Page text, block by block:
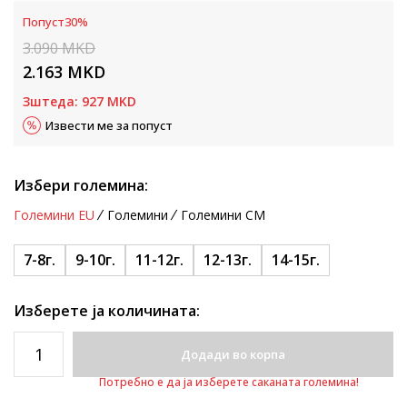
Попуст30%
3.090MKD
2.163 MKD
Зштеда: 927 MKD
Извести ме за попуст
Избери големина:
Големини EU Големини Големини CM
7-8г. 9-10г. 11-12г. 12-13г. 14-15г.
Изберете ја количината:
Додади во корпа
Потребно е да ја изберете саканата големина!